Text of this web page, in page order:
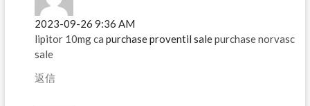
2023-09-26 9:36 AM
lipitor 10mg ca purchase proventil salepurchase norvasc
sale
返信